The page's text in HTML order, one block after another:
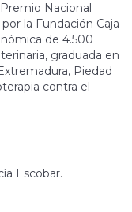
Nacional
la Fundación Caja
de 4.500
graduada en
Piedad
contra el
Escobar.